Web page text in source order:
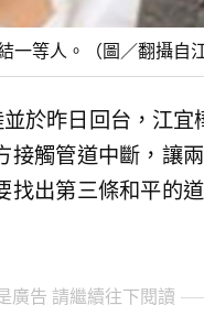
等人。（圖／翻攝自
於昨日回台，江
接觸管道中斷，讓
找出第三條和平的
廣告 請繼續往下閱讀